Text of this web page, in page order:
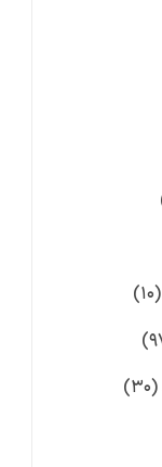
(۱۰)
(۳۰)